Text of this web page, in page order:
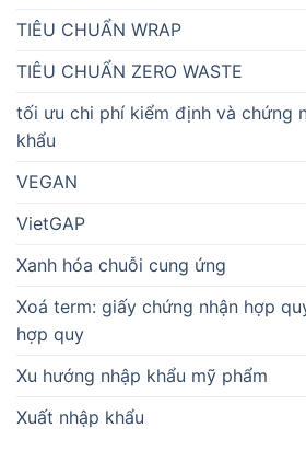
TIÊU CHUẨN WRAP
TIÊU CHUẨN ZERO WASTE
tối ưu chi phí kiểm định và chứng
khẩu
VEGAN
VietGAP
Xanh hóa chuỗi cung ứng
Xoá term: giấy chứng nhận hợp
hợp quy
Xu hướng nhập khẩu mỹ phẩm
Xuất nhập khẩu